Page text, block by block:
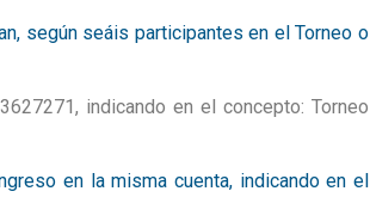
según seáis participantes en el Torneo o
indicando en el concepto: Torneo
en la misma cuenta, indicando en el